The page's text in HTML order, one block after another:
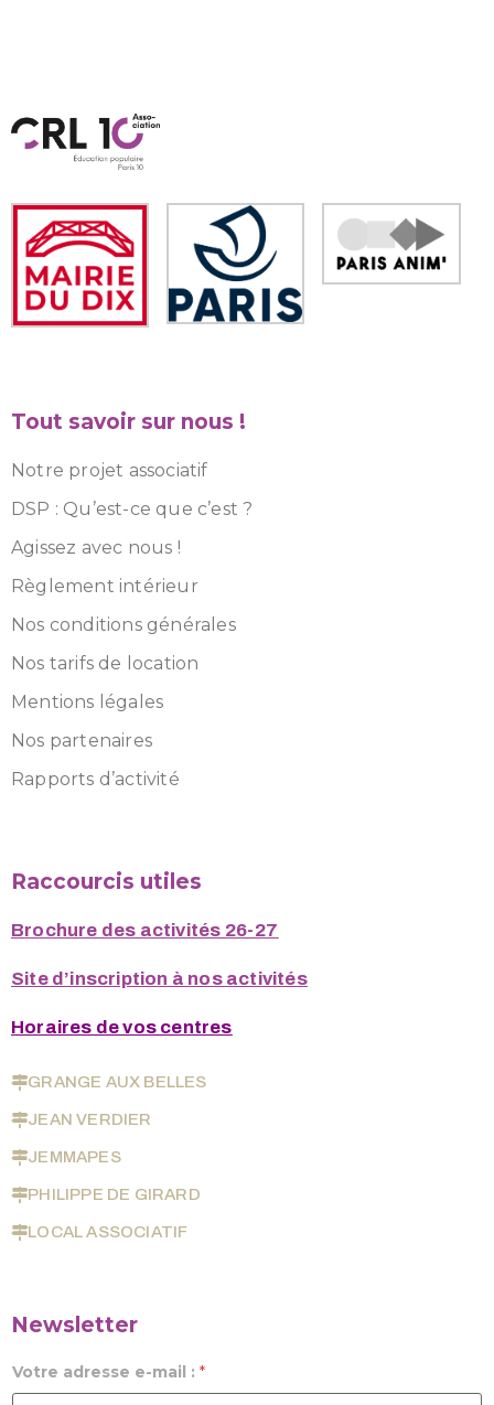
Tout savoir sur nous !
Notre projet associatif
DSP : Qu’est-ce que c’est ?
Agissez avec nous !
Règlement intérieur
Nos conditions générales
Nos tarifs de location
Mentions légales
Nos partenaires
Rapports d’activité
Raccourcis utiles
Brochure des activités 26-27
Site d’inscription à nos activités
Horaires de vos centres
GRANGE AUX BELLES
JEAN VERDIER
JEMMAPES
PHILIPPE DE GIRARD
LOCAL ASSOCIATIF
Newsletter
Votre adresse e-mail : *